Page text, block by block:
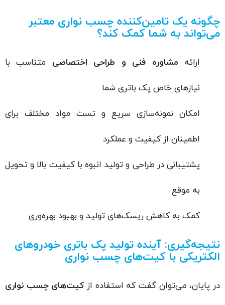
چگونه یک تامین‌کننده چسب نواری معتبر
می‌تواند به شما کمک کند؟
ارائه مشاوره فنی و طراحی اختصاصیمتناسب با
نیازهای خاص پک باتری شما
امکان نمونه‌سازی سریع و تست مواد مختلف برای
اطمینان از کیفیت و عملکرد
پشتیبانی در طراحی و تولید انبوه با کیفیت بالا و تحویل
به موقع
کمک به کاهش ریسک‌های تولید و بهبود بهره‌وری
نتیجه‌گیری: آینده تولید پک باتری خودروهای
الکتریکی با کیت‌های چسب نواری
در پایان، می‌توان گفت که استفاده از کیت‌های چسب نواری